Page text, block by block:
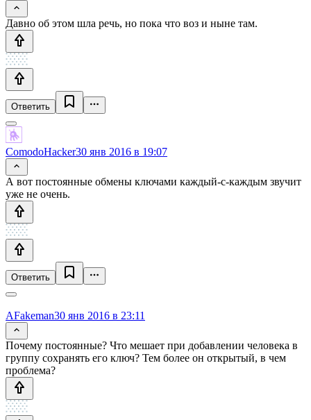
Давно об этом шла речь, но пока что воз и ныне там.
Ответить
ComodoHacker30 янв 2016 в 19:07
А вот постоянные обмены ключами каждый-с-каждым звучит
уже не очень.
Ответить
AFakeman30 янв 2016 в 23:11
Почему постоянные? Что мешает при добавлении человека в
группу сохранять его ключ? Тем более он открытый, в чем
проблема?